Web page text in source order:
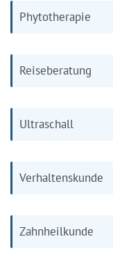
Phytotherapie
Reiseberatung
Ultraschall
Verhaltenskunde
Zahnheilkunde